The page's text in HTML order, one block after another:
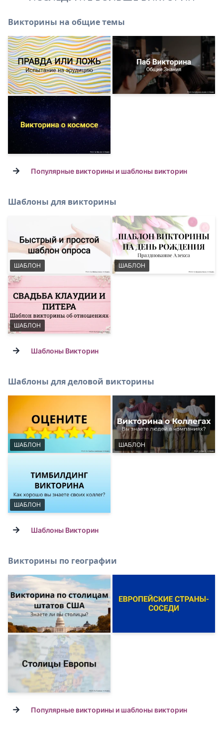
Викторины на общие темы
→ Популярные викторины и шаблоны викторин
Шаблоны для викторины
ШАБЛОН ШАБЛОН
ШАБЛОН
→ Шаблоны Викторин
Шаблоны для деловой викторины
ШАБЛОН ШАБЛОН
ШАБЛОН
→ Шаблоны Викторин
Викторины по географии
→ Популярные викторины и шаблоны викторин